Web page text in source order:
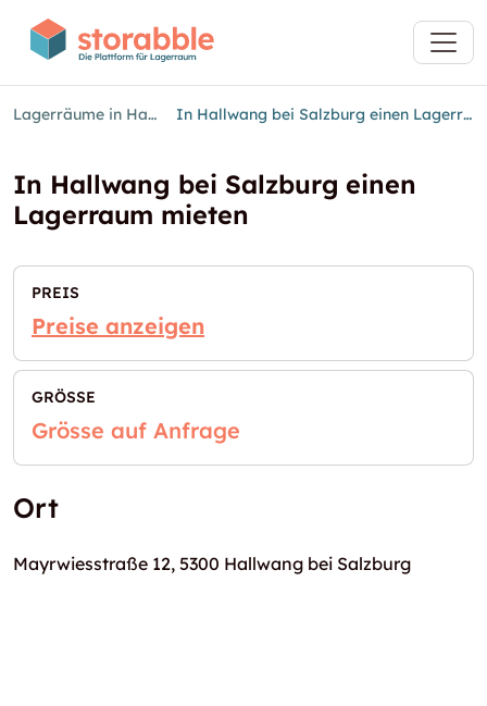
Lagerräume in Hallwang In Hallwang bei Salzburg einen Lagerraum mieten
In Hallwang bei Salzburg einen
Lagerraum mieten
PREIS
Preise anzeigen
GRÖSSE
Grösse auf Anfrage
Ort
Mayrwiesstraße 12, 5300 Hallwang bei Salzburg